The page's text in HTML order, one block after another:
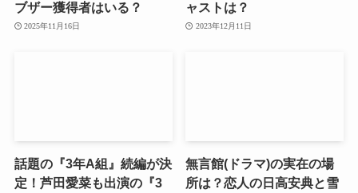
ブザー獲得者はいる？
2025年11月16日
ャストは？
2023年12月11日
話題の『3年A組』続編が決
定！芦田愛菜も出演の『3
無言館(ドラマ)の実在の場
所は？恋人の日高安典と雪